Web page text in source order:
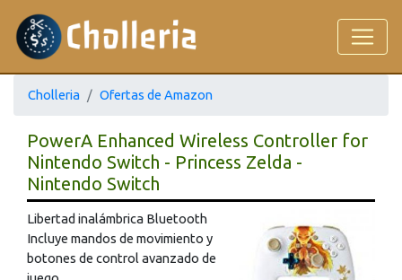
Cholleria Ofertas de Amazon
PowerA Enhanced Wireless Controller for
Nintendo Switch - Princess Zelda -
Nintendo Switch
Libertad inalámbrica Bluetooth
Incluye mandos de movimiento y
botones de control avanzado de